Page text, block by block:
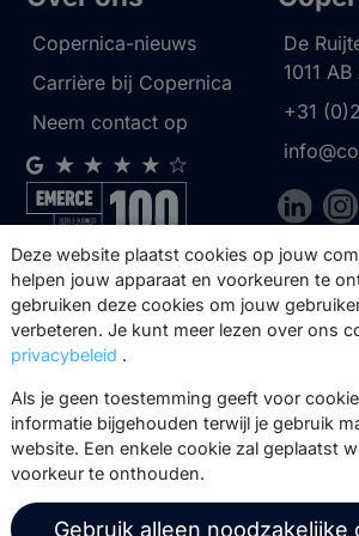
Copernica-nieuws
Carrière bij Copernica
Neem contact op
De
1011 AB
+31
Via onze nieuwsbrief blijf je op de
hoogte van onze product updates,
events, webinars, best practices en
whitepapers.
Deze website plaatst cookies op jouw
helpen jouw apparaat en voorkeuren te
gebruiken deze cookies om jouw
verbeteren. Je kunt meer lezen over ons
privacybeleid .
Als je geen toestemming geeft voor
informatie bijgehouden terwijl je gebruik
website. Een enkele cookie zal geplaatst
voorkeur te onthouden.
Gebruik alleen noodzakelijke